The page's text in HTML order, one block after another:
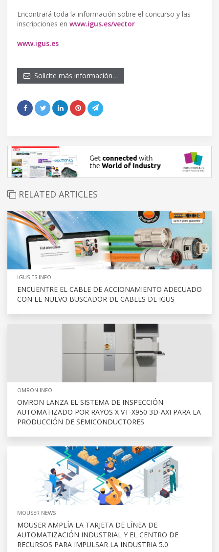
Encontrará toda la información sobre el concurso y las
inscripciones en www.igus.es/vector
www.igus.es
Solicite más información…
RELATED ARTICLES
IGUS ES INFO
ENCUENTRE EL CABLE DE ACCIONAMIENTO ADECUADO
CON EL NUEVO BUSCADOR DE CABLES DE IGUS
OMRON INFO
OMRON LANZA EL SISTEMA DE INSPECCIÓN
AUTOMATIZADO POR RAYOS X VT-X950 3D-AXI PARA LA
PRODUCCIÓN DE SEMICONDUCTORES
MOUSER NEWS
MOUSER AMPLÍA LA TARJETA DE LÍNEA DE
AUTOMATIZACIÓN INDUSTRIAL Y EL CENTRO DE
RECURSOS PARA IMPULSAR LA INDUSTRIA 5.0